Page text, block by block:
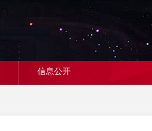
信息公开